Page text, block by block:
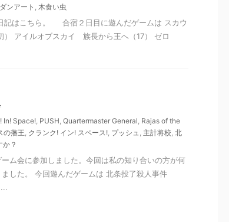
ンアート , 木食い虫
記はこちら。 合宿２日目に遊んだゲームは スカウ
） アイルオブスカイ 族長から王へ（17） ゼロ
In! Space!, PUSH, Quartermaster General, Rajas of the
の藩王, クランク! イン! スペース!, プッシュ , 主計将校, 北
？
ム会に参加しました。今回は私の知り合いの方が何
した。 今回遊んだゲームは 北条投了殺人事件